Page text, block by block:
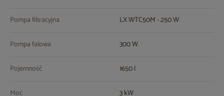
Pompa filtracyjna LX WTC50M - 250 W
Pompa falowa 300 W
Pojemność 1650 l
Moc 3 kW